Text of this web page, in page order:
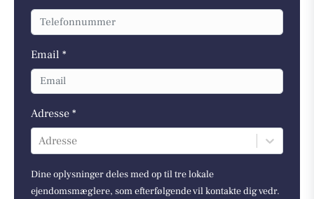
Email *
Adresse *
Adresse
Dine oplysninger deles med op til tre lokale
ejendomsmæglere, som efterfølgende vil kontakte dig vedr.